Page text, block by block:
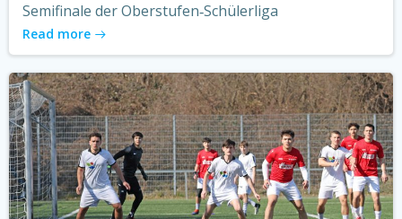
Semifinale der Oberstufen‑Schülerliga
Read more